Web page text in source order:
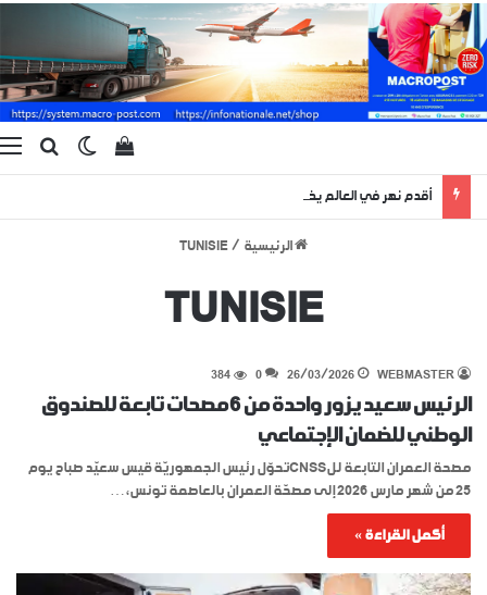
بحثالوضع
إستعراض سلة
أقدم نهر في العالم يظهر لبضعة أيام منذ 400 مليون سنة !
الرئيسية /
TUNISIE
TUNISIE
WEBMASTER
26/03/2026
0
384
الرئيس سعيد يزور واحدة من 6 مصحات تابعة للصندوق
الوطني للضمان الإجتماعي
مصحة العمران التابعة للCNSSتحوّل رئيس الجمهوريّة قيس سعيّد صباح يوم
25 من شهر مارس 2026 إلى مصحّة العمران بالعاصمة تونس،…
أكمل القراءة »